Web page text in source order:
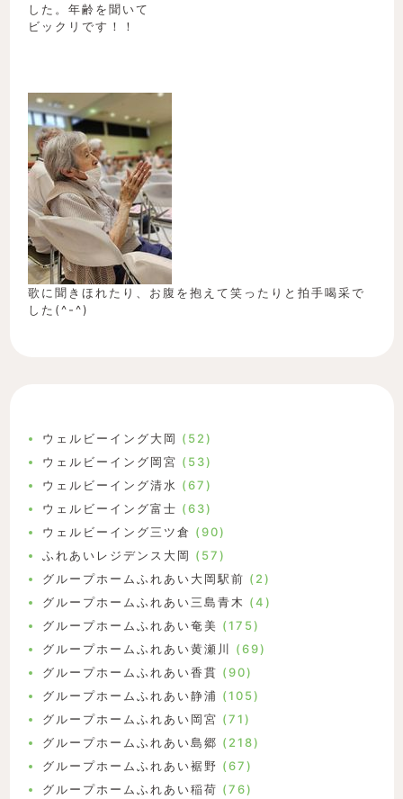
した。年齢を聞いて
ビックリです！！
歌に聞きほれたり、お腹を抱えて笑ったりと拍手喝采で
した(^-^)
ウェルビーイング大岡 (52)
ウェルビーイング岡宮 (53)
ウェルビーイング清水 (67)
ウェルビーイング富士 (63)
ウェルビーイング三ツ倉 (90)
ふれあいレジデンス大岡 (57)
グループホームふれあい大岡駅前 (2)
グループホームふれあい三島青木 (4)
グループホームふれあい奄美 (175)
グループホームふれあい黄瀬川
(69)
グループホームふれあい香貫 (90)
グループホームふれあい静浦 (105)
グループホームふれあい岡宮 (71)
グループホームふれあい島郷 (218)
グループホームふれあい裾野 (67)
グループホームふれあい稲荷 (76)